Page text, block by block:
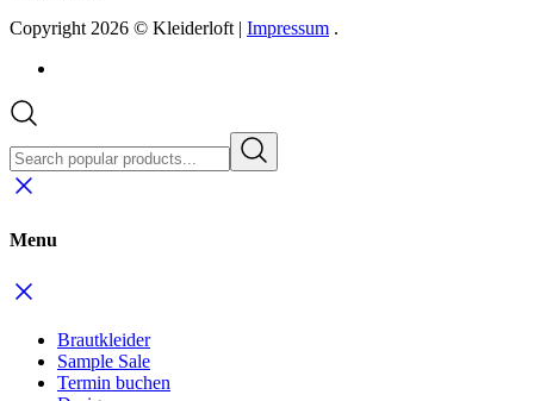
Copyright 2026 © Kleiderloft | Impressum .
Menu
Brautkleider
Sample Sale
Termin buchen